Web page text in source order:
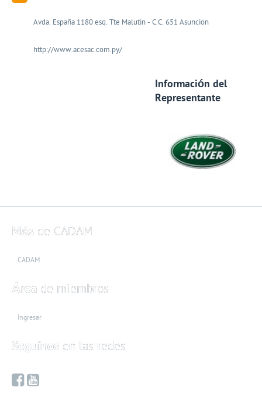
Avda. España 1180 esq. Tte Malutin - C.C. 651 Asuncion
http://www.acesac.com.py/
Información del
Representante
Más de CADAM
CADAM
Área de miembros
Ingresar
Seguínos en las redes